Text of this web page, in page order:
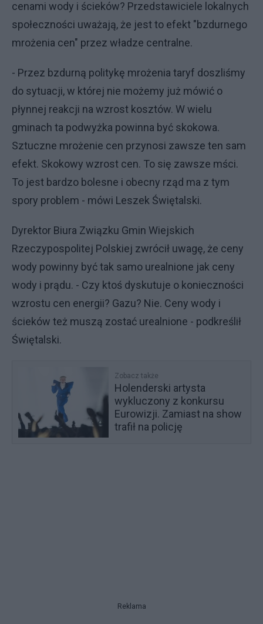
cenami wody i ścieków? Przedstawiciele lokalnych
społeczności uważają, że jest to efekt "bzdurnego
mrożenia cen" przez władze centralne.
- Przez bzdurną politykę mrożenia taryf doszliśmy
do sytuacji, w której nie możemy już mówić o
płynnej reakcji na wzrost kosztów. W wielu
gminach ta podwyżka powinna być skokowa.
Sztuczne mrożenie cen przynosi zawsze ten sam
efekt. Skokowy wzrost cen. To się zawsze mści.
To jest bardzo bolesne i obecny rząd ma z tym
spory problem - mówi Leszek Świętalski.
Dyrektor Biura Związku Gmin Wiejskich
Rzeczypospolitej Polskiej zwrócił uwagę, że ceny
wody powinny być tak samo urealnione jak ceny
wody i prądu. - Czy ktoś dyskutuje o konieczności
wzrostu cen energii? Gazu? Nie. Ceny wody i
ścieków też muszą zostać urealnione - podkreślił
Świętalski.
Zobacz także
Holenderski artysta
wykluczony z konkursu
Eurowizji. Zamiast na show
trafił na policję
Reklama